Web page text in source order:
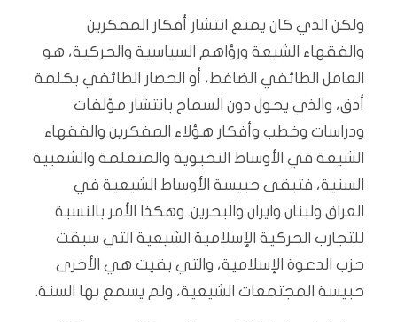
ولكن الذي كان يمنع انتشار أفكار المفكرين
والفقهاء الشيعة ورؤاهم السياسية والحركية، هو
العامل الطائفي الضاغط، أو الحصار الطائفي بكلمة
أدق، والذي يحول دون السماح بانتشار مؤلفات
ودراسات وخطب وأفكار هؤلاء المفكرين والفقهاء
الشيعة في الأوساط النخبوية والمتعلمة والشعبية
السنية، فتبقى حبيسة الأوساط الشيعية في
العراق ولبنان وايران والبحرين. وهكذا الأمر بالنسبة
للتجارب الحركية الإسلامية الشيعية التي سبقت
حزب الدعوة الإسلامية، والتي بقيت هي الأخرى
حبيسة المجتمعات الشيعية، ولم يسمع بها السنة.